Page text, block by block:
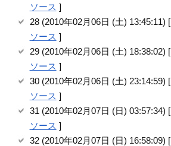
ソース ]
28 (2010年02月06日 (土) 13:45:11) [
ソース ]
29 (2010年02月06日 (土) 18:38:02) [
ソース ]
30 (2010年02月06日 (土) 23:14:59) [
ソース ]
31 (2010年02月07日 (日) 03:57:34) [
ソース ]
32 (2010年02月07日 (日) 16:58:09) [